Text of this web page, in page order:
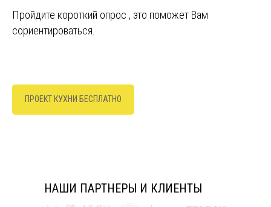
Пройдите короткий опрос , это поможет Вам
сориентироваться.
ПРОЕКТ КУХНИ БЕСПЛАТНО
НАШИ ПАРТНЕРЫ И КЛИЕНТЫ